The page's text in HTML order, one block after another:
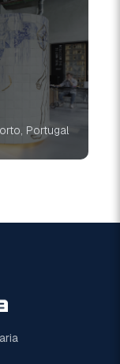
Portugal